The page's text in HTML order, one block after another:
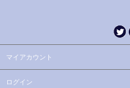
マイアカウント
ログイン